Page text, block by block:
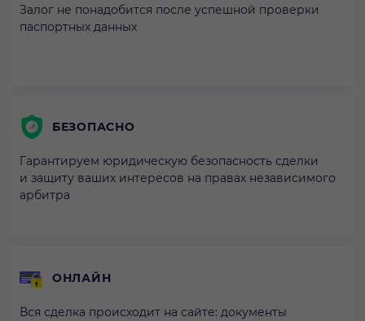
Залог не понадобится после успешной проверки
паспортных данных
БЕЗОПАСНО
Гарантируем юридическую безопасность сделки
и защиту ваших интересов на правах независимого
арбитра
ОНЛАЙН
Вся сделка происходит на сайте: документы